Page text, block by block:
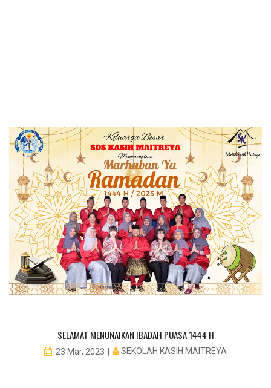
SELAMAT MENUNAIKAN IBADAH PUASA 1444 H
23 Mar, 2023 SEKOLAH KASIH MAITREYA